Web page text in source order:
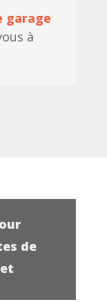
garage
à
de